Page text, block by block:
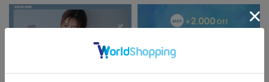
お気に入り商品を確認する